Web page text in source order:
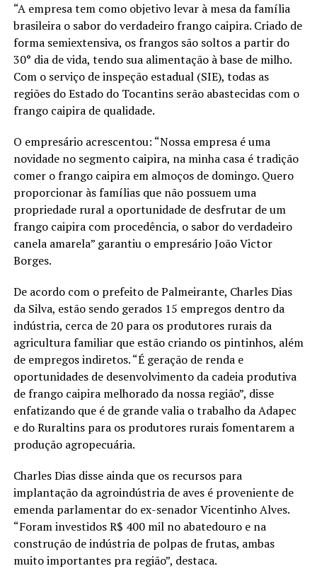
“A empresa tem como objetivo levar à mesa da família
brasileira o sabor do verdadeiro frango caipira. Criado de
forma semiextensiva, os frangos são soltos a partir do
30° dia de vida, tendo sua alimentação à base de milho.
Com o serviço de inspeção estadual (SIE), todas as
regiões do Estado do Tocantins serão abastecidas com o
frango caipira de qualidade.
O empresário acrescentou: “Nossa empresa é uma
novidade no segmento caipira, na minha casa é tradição
comer o frango caipira em almoços de domingo. Quero
proporcionar às famílias que não possuem uma
propriedade rural a oportunidade de desfrutar de um
frango caipira com procedência, o sabor do verdadeiro
canela amarela” garantiu o empresário João Victor
Borges.
De acordo com o prefeito de Palmeirante, Charles Dias
da Silva, estão sendo gerados 15 empregos dentro da
indústria, cerca de 20 para os produtores rurais da
agricultura familiar que estão criando os pintinhos, além
de empregos indiretos. “É geração de renda e
oportunidades de desenvolvimento da cadeia produtiva
de frango caipira melhorado da nossa região”, disse
enfatizando que é de grande valia o trabalho da Adapec
e do Ruraltins para os produtores rurais fomentarem a
produção agropecuária.
Charles Dias disse ainda que os recursos para
implantação da agroindústria de aves é proveniente de
emenda parlamentar do ex-senador Vicentinho Alves.
“Foram investidos R$ 400 mil no abatedouro e na
construção de indústria de polpas de frutas, ambas
muito importantes pra região”, destaca.